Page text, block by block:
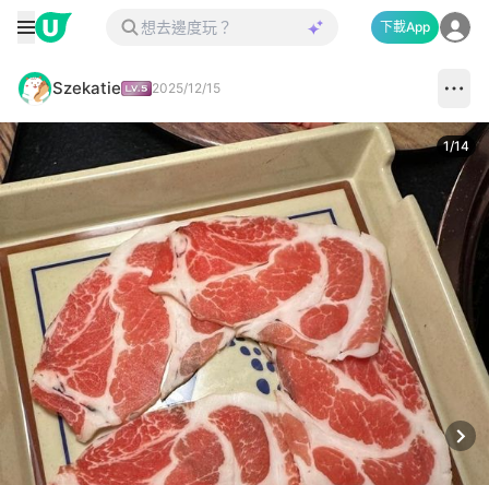
下載App
Szekatie 2025/12/15
1/14